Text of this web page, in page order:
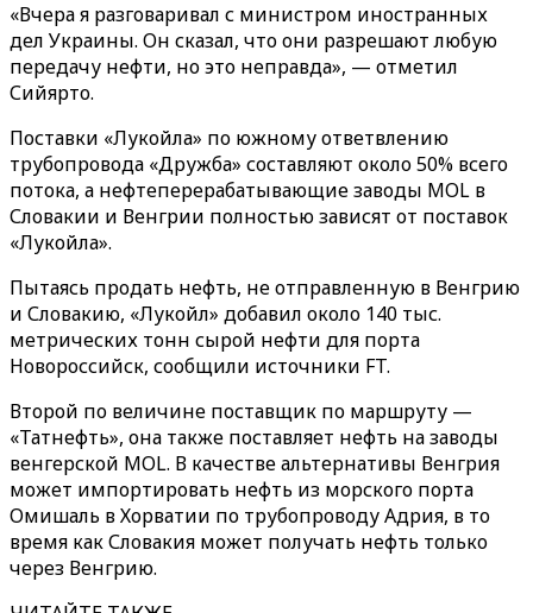
«Вчера я разговаривал с министром иностранных
дел Украины. Он сказал, что они разрешают любую
передачу нефти, но это неправда», — отметил
Сийярто.
Поставки «Лукойла» по южному ответвлению
трубопровода «Дружба» составляют около 50% всего
потока, а нефтеперерабатывающие заводы MOL в
Словакии и Венгрии полностью зависят от поставок
«Лукойла».
Пытаясь продать нефть, не отправленную в Венгрию
и Словакию, «Лукойл» добавил около 140 тыс.
метрических тонн сырой нефти для порта
Новороссийск, сообщили источники FT.
Второй по величине поставщик по маршруту —
«Татнефть», она также поставляет нефть на заводы
венгерской MOL. В качестве альтернативы Венгрия
может импортировать нефть из морского порта
Омишаль в Хорватии по трубопроводу Адрия, в то
время как Словакия может получать нефть только
через Венгрию.